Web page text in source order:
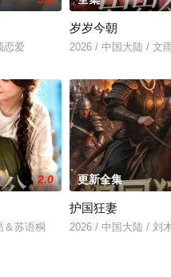
恋爱
岁岁今朝
2026 / 中国大陆 / 文
2.0
苏语桐
更新全集
护国狂妻
2026 / 中国大陆 / 刘